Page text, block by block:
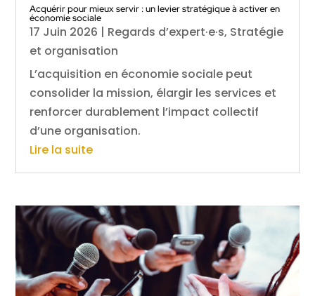
Acquérir pour mieux servir : un levier stratégique à activer en
économie sociale
17 Juin 2026 | Regards d’expert·e·s, Stratégie
et organisation
L’acquisition en économie sociale peut
consolider la mission, élargir les services et
renforcer durablement l’impact collectif
d’une organisation.
Lire la suite